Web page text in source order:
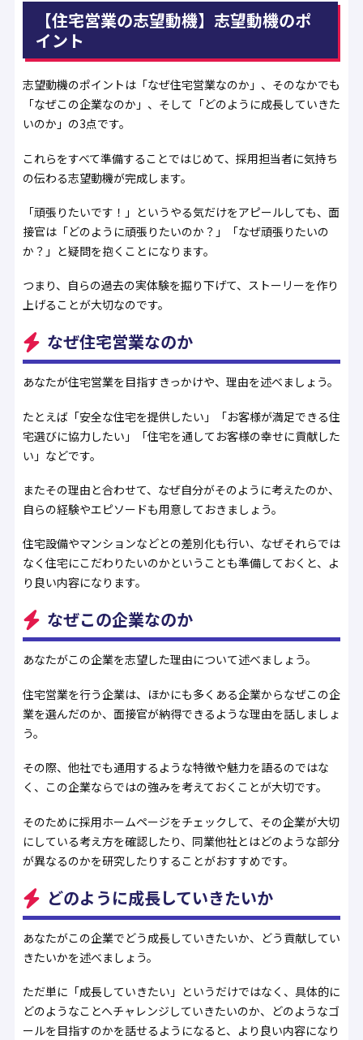
【住宅営業の志望動機】志望動機のポ
イント
志望動機のポイントは「なぜ住宅営業なのか」、そのなかでも
「なぜこの企業なのか」、そして「どのように成長していきた
いのか」の3点です。
これらをすべて準備することではじめて、採用担当者に気持ち
の伝わる志望動機が完成します。
「頑張りたいです！」というやる気だけをアピールしても、面
接官は「どのように頑張りたいのか？」「なぜ頑張りたいの
か？」と疑問を抱くことになります。
つまり、自らの過去の実体験を掘り下げて、ストーリーを作り
上げることが大切なのです。
なぜ住宅営業なのか
あなたが住宅営業を目指すきっかけや、理由を述べましょう。
たとえば「安全な住宅を提供したい」「お客様が満足できる住
宅選びに協力したい」「住宅を通してお客様の幸せに貢献した
い」などです。
またその理由と合わせて、なぜ自分がそのように考えたのか、
自らの経験やエピソードも用意しておきましょう。
住宅設備やマンションなどとの差別化も行い、なぜそれらでは
なく住宅にこだわりたいのかということも準備しておくと、よ
り良い内容になります。
なぜこの企業なのか
あなたがこの企業を志望した理由について述べましょう。
住宅営業を行う企業は、ほかにも多くある企業からなぜこの企
業を選んだのか、面接官が納得できるような理由を話しましょ
う。
その際、他社でも通用するような特徴や魅力を語るのではな
く、この企業ならではの強みを考えておくことが大切です。
そのために採用ホームページをチェックして、その企業が大切
にしている考え方を確認したり、同業他社とはどのような部分
が異なるのかを研究したりすることがおすすめです。
どのように成長していきたいか
あなたがこの企業でどう成長していきたいか、どう貢献してい
きたいかを述べましょう。
ただ単に「成長していきたい」というだけではなく、具体的に
どのようなことへチャレンジしていきたいのか、どのようなゴ
ールを目指すのかを話せるようになると、より良い内容になり